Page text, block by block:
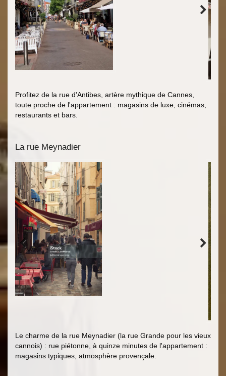
Profitez de la rue d'Antibes, artère mythique de Cannes,
toute proche de l'appartement : magasins de luxe, cinémas,
restaurants et bars.
La rue Meynadier
Le charme de la rue Meynadier (la rue Grande pour les vieux
cannois) : rue piétonne, à quinze minutes de l'appartement :
magasins typiques, atmosphère provençale.